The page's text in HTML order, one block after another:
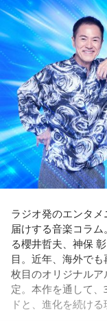
＜番組概要＞
番組名：日本郵便
放送日時：毎週日
パーソナリティ：
番組Webサイト：
番組公式X：
沖縄を訪れたらぜひ
は国際通り近くの
け東南アジアの空気
しているみたい」
なかでもおすすめ
寿司5貫の組み合わ
牛の握りが絶品」
炙らないほうがおす
も教えてくれました
さらに、「末廣ブ
感が魅力の豚串専
レバーとかを味わ
と話します。「け
豚串です」と太鼓
お気に入りのステ
ラルドです」と即
いては、「脂の乗
います」と熱く語
【3位】天秤座（て
今日から金星が天
る時。人とのご縁
があるかもしれま
すめ。今日は鏡の
けて褒めてみて！
【4位】射手座（いて
「もっと面白いこ
します。今までの
でみると思わぬ展
OK。今日はこの夏
【5位】牡羊座（お
あなたの行動力が
応を気にするより
て。あなたが楽し
す。今夜、明日す
ね。
ラジオ発のエンタ
届けする音楽コラム
る櫻井哲夫、神保
目。近年、海外で
枚目のオリジナルア
定。本作を通して
ドと、進化を続ける